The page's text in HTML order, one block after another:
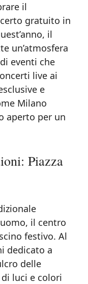
il
gratuito in
il
un’atmosfera
eventi che
live ai
e
Milano
aperto per un
Piazza
il centro
festivo. Al
dedicato a
delle
luci e colori